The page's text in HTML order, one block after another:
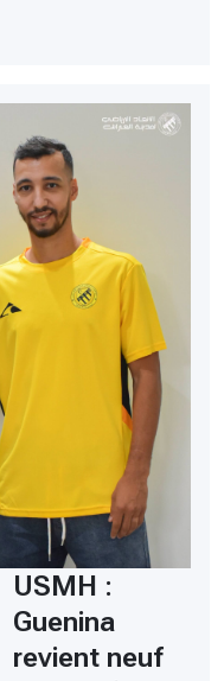
USMH :
Guenina
revient neuf